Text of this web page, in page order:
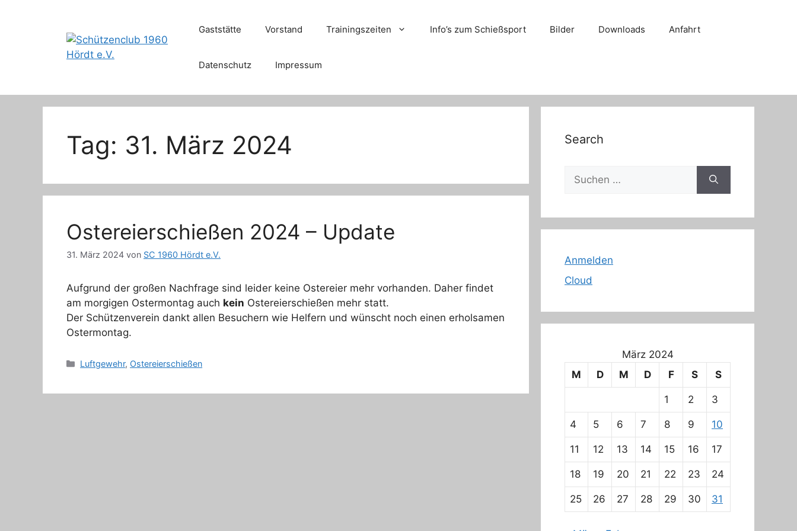
Gaststätte Vorstand Trainingszeiten Info’s zum Schießsport Bilder Downloads Anfahrt
Datenschutz Impressum
Tag: 31. März 2024
Ostereierschießen 2024 – Update
31. März 2024 von SC 1960 Hördt e.V.
Aufgrund der großen Nachfrage sind leider keine Ostereier mehr vorhanden. Daher findet
am morgigen Ostermontag auch kein Ostereierschießen mehr statt.
Der Schützenverein dankt allen Besuchern wie Helfern und wünscht noch einen erholsamen
Ostermontag.
Kategorien
Luftgewehr, Ostereierschießen
Search
Suche
nach:
Anmelden
Cloud
März 2024
M
D M D F S S
1 2 3
4 5 6 7 8 9 10
11 12 13 14 15 16 17
18 19 20 21 22 23 24
25 26 27 28 29 30 31